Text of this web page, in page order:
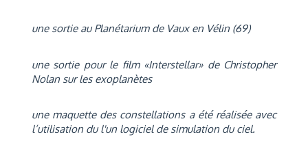
une sortie au Planétarium de Vaux en Vélin (69)
une sortie pour le film «Interstellar» de Christopher
Nolan sur les exoplanètes
une maquette des constellations a été réalisée avec
l’utilisation du l'un logiciel de simulation du ciel.